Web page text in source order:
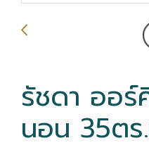
รัชดา ออ
นอน 35ตร